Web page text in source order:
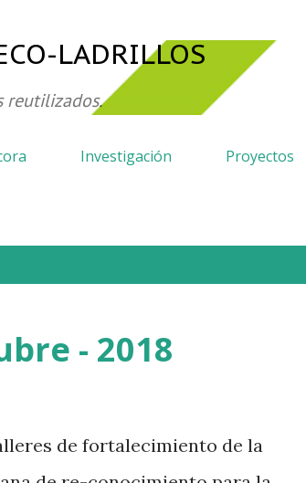
LADRILLOS
reutilizados.
Investigación Proyectos
- 2018
de fortalecimiento de la